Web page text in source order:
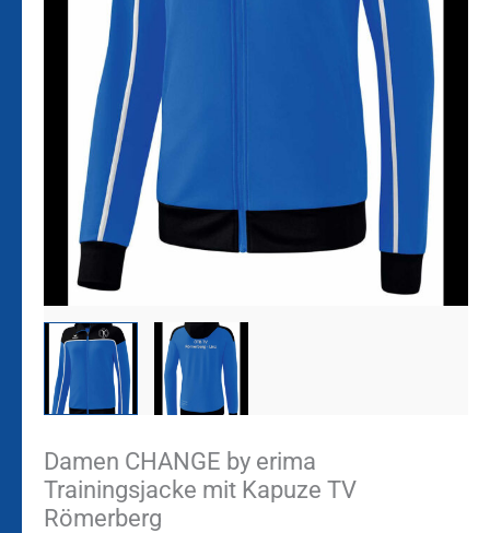
Damen CHANGE by erima
Trainingsjacke mit Kapuze TV
Römerberg